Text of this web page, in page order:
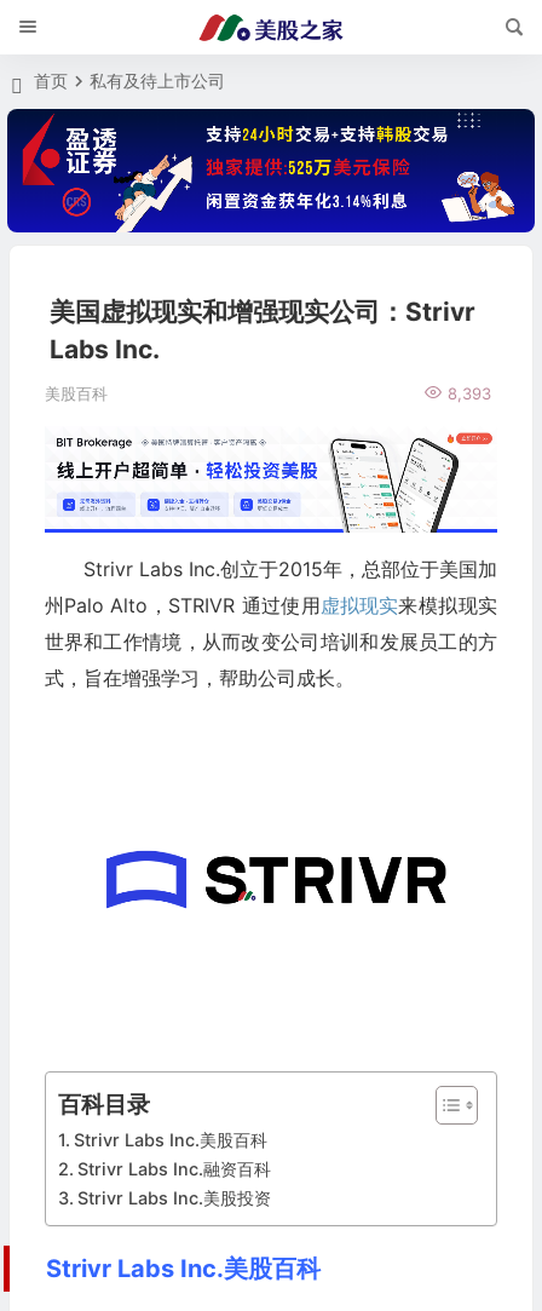
首页 私有及待上市公司
美国虚拟现实和增强现实公司：Strivr
Labs Inc.
美股百科 8,393
Strivr Labs Inc.创立于2015年，总部位于美国加
州Palo Alto，STRIVR 通过使用虚拟现实来模拟现实
世界和工作情境，从而改变公司培训和发展员工的方
式，旨在增强学习，帮助公司成长。
百科目录
Strivr Labs Inc.美股百科
Strivr Labs Inc.融资百科
Strivr Labs Inc.美股投资
Strivr Labs Inc.美股百科